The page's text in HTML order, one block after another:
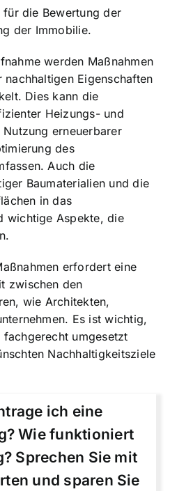
die Bewertung der
der Immobilie.
werden Maßnahmen
nachhaltigen Eigenschaften
Dies kann die
Heizungs- und
erneuerbarer
des
Auch die
Baumaterialien und die
in das
wichtige Aspekte, die
erfordert eine
zwischen den
wie Architekten,
Es ist wichtig,
umgesetzt
Nachhaltigkeitsziele
ich eine
Wie funktioniert
Sprechen Sie mit
und sparen Sie